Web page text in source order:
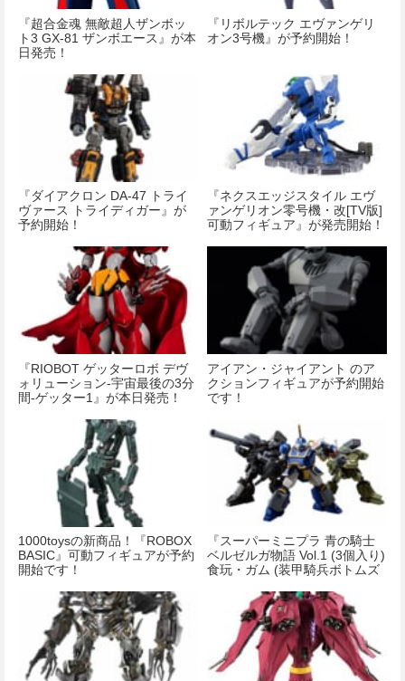
『超合金魂 無敵超人ザンボッ
ト3 GX-81 ザンボエース』が本
日発売！
『リボルテック エヴァンゲリ
オン3号機』が予約開始！
『ダイアクロン DA-47 トライ
ヴァース トライディガー』が
予約開始！
『ネクスエッジスタイル エヴ
ァンゲリオン零号機・改[TV版]
可動フィギュア』が発売開始！
『RIOBOT ゲッターロボ デヴ
ォリューション‐宇宙最後の3分
間‐ゲッター1』が本日発売！
アイアン・ジャイアント のア
クションフィギュアが予約開始
です！
1000toysの新商品！『ROBOX
BASIC』可動フィギュアが予約
開始です！
『スーパーミニプラ 青の騎士
ベルゼルガ物語 Vol.1 (3個入り)
食玩・ガム (装甲騎兵ボトムズ
版)』が予約開始！